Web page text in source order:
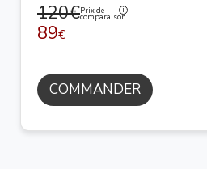
120€Prix de
comparaison
89€
COMMANDER